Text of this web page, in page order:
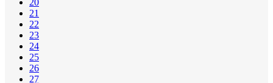
20
21
22
23
24
25
26
27